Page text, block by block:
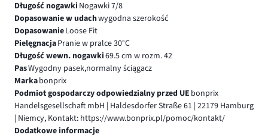
Długość nogawki Nogawki 7/8
Dopasowanie w udachwygodna szerokość
DopasowanieLoose Fit
PielęgnacjaPranie w pralce 30°C
Długość wewn. nogawki69.5 cm w rozm. 42
PasWygodny pasek,normalny ściągacz
Markabonprix
Podmiot gospodarczy odpowiedzialny przed UE bonprix
Handelsgesellschaft mbH | Haldesdorfer Straße 61 | 22179 Hamburg
| Niemcy, Kontakt: https://www.bonprix.pl/pomoc/kontakt/
Dodatkowe informacje